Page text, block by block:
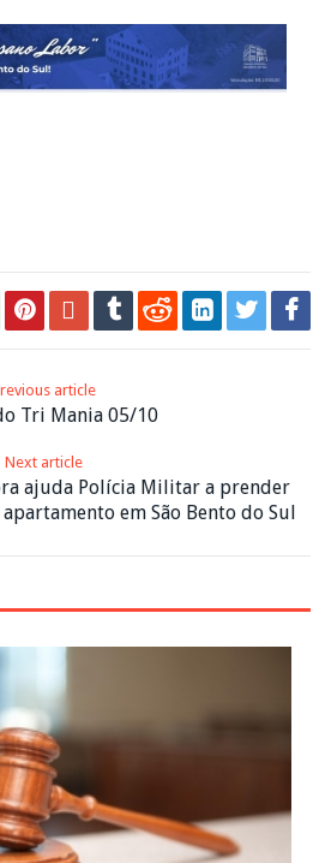
article
Tri Mania 05/10
Next article
ajuda Polícia Militar a prender
em São Bento do Sul